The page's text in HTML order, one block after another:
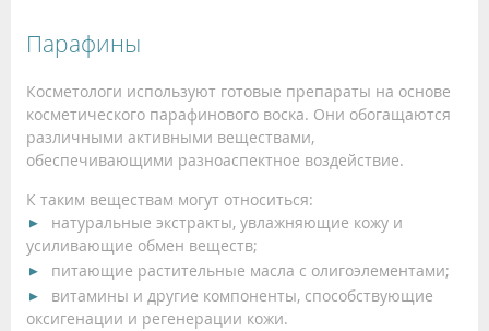
Парафины
Косметологи используют готовые препараты на основе
косметического парафинового воска. Они обогащаются
различными активными веществами,
обеспечивающими разноаспектное воздействие.
К таким веществам могут относиться:
натуральные экстракты, увлажняющие кожу и
усиливающие обмен веществ;
питающие растительные масла с олигоэлементами;
витамины и другие компоненты, способствующие
оксигенации и регенерации кожи.